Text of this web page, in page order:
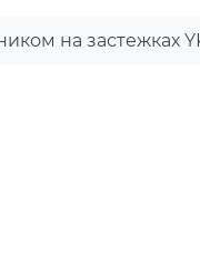
на застежках